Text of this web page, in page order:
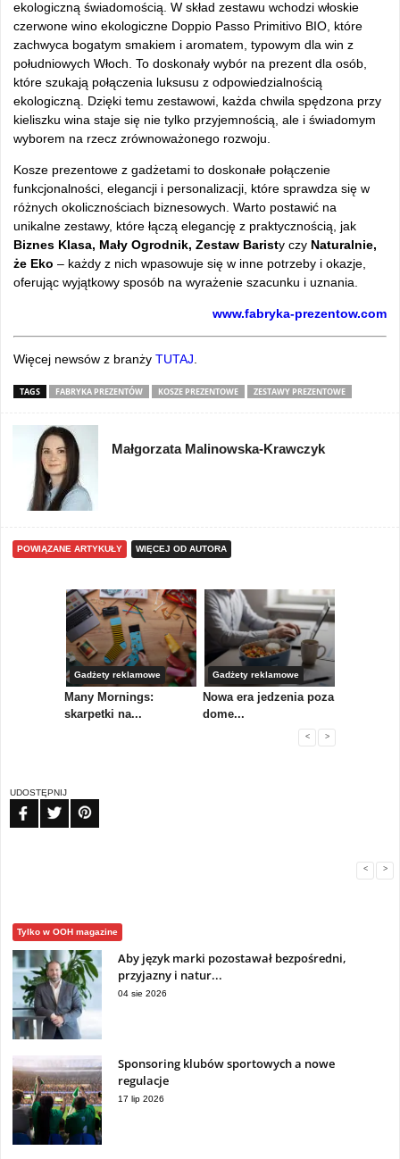
ekologiczną świadomością. W skład zestawu wchodzi włoskie
czerwone wino ekologiczne Doppio Passo Primitivo BIO, które
zachwyca bogatym smakiem i aromatem, typowym dla win z
południowych Włoch. To doskonały wybór na prezent dla osób,
które szukają połączenia luksusu z odpowiedzialnością
ekologiczną. Dzięki temu zestawowi, każda chwila spędzona przy
kieliszku wina staje się nie tylko przyjemnością, ale i świadomym
wyborem na rzecz zrównoważonego rozwoju.
Kosze prezentowe z gadżetami to doskonałe połączenie
funkcjonalności, elegancji i personalizacji, które sprawdza się w
różnych okolicznościach biznesowych. Warto postawić na
unikalne zestawy, które łączą elegancję z praktycznością, jak
Biznes Klasa, Mały Ogrodnik, Zestaw Baristy czy Naturalnie,
że Eko – każdy z nich wpasowuje się w inne potrzeby i okazje,
oferując wyjątkowy sposób na wyrażenie szacunku i uznania.
www.fabryka-prezentow.com
Więcej newsów z branży TUTAJ
TAGS FABRYKA PREZENTÓW KOSZE PREZENTOWE ZESTAWY PREZENTOWE
Małgorzata Malinowska-Krawczyk
POWIĄZANE ARTYKUŁY WIĘCEJ OD AUTORA
Gadżety reklamowe
Many Mornings:
skarpetki na...
Gadżety reklamowe
Nowa era jedzenia poza
dome...
< >
UDOSTĘPNIJ
< >
Tylko w OOH magazine
Aby język marki pozostawał bezpośredni,
przyjazny i natur...
04 sie 2026
Sponsoring klubów sportowych a nowe
regulacje
17 lip 2026